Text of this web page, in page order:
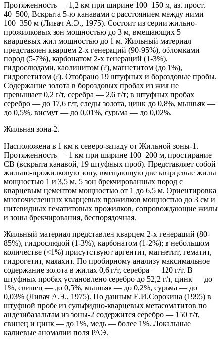
Протяженность — 1,2 км при ширине 100–150 м, аз. прост.
40–500, Вскрыта 5-ю канавами с расстоянием между ними
100–350 м (Ливач А.Э., 1975). Состоит из серии жильно-
прожилковых зон мощностью до 3 м, вмещающих 5
кварцевых жил мощностью до 1 м. Жильный материал
представлен кварцем 2-х генераций (90-95%), обломками
пород (5-7%), карбонатом 2-х генераций (1-3%),
гидрослюдами, каолинитом (?), магнетитом (до 1%),
гидрогетитом (?). Отобрано 19 штуфных и бороздовые пробы.
Содержание золота в бороздовых пробах из жил не
превышает 0,2 г/т, серебра — 2,6 г/т; в штуфных пробах
серебро — до 17,6 г/т, следы золота, цинк до 0,8%, мышьяк —
до 0,5%, висмут — до 0,01%, сурьма — до 0,02%.
Жильная зона-2.
Hасположена в 1 км к северо-западу от Жильной зоны-1.
Протяженность — 1 км при ширине 100–200 м, простирание
СВ (вскрыта канавой, 19 штуфных проб). Представляет собой
жильно-прожилковую зону, вмещающую две кварцевые жилы
мощностью 1 и 3,5 м, 5 зон брекчированных пород с
кварцевым цементом мощностью от 1 до 6,5 м. Ориентировка
многочисленных кварцевых прожилков мощностью до 3 см и
нитевидных гематитовых прожилков, сопровождающие жилы
и зоны брекчирования, беспорядочная.
Жильный материал представлен кварцем 2-х генераций (80-
85%), гидрослюдой (1-3%), карбонатом (1-2%); в небольшом
количестве (<1%) присутствуют аргентит, магнетит, гематит,
гидрогетит, малахит. По пробирному анализу максимальное
содержание золота в жилах 0,6 г/т, серебра — 120 г/т. В
штуфных пробах установлено серебро до 52,2 г/т, цинк — до
1%, свинец — до 0,5%, мышьяк — до 0,2%, сурьма — до
0,03% (Ливач А.Э., 1975). По данным Е.И.Сорокина (1995) в
штуфной пробе из сульфидно-кварцевых метасоматитов по
андезибазальтам из зоны-2 содержится серебро — 150 г/т,
свинец и цинк — до 1%, медь — более 1%. Локальные
калиевые аномалии поля РАЭ.